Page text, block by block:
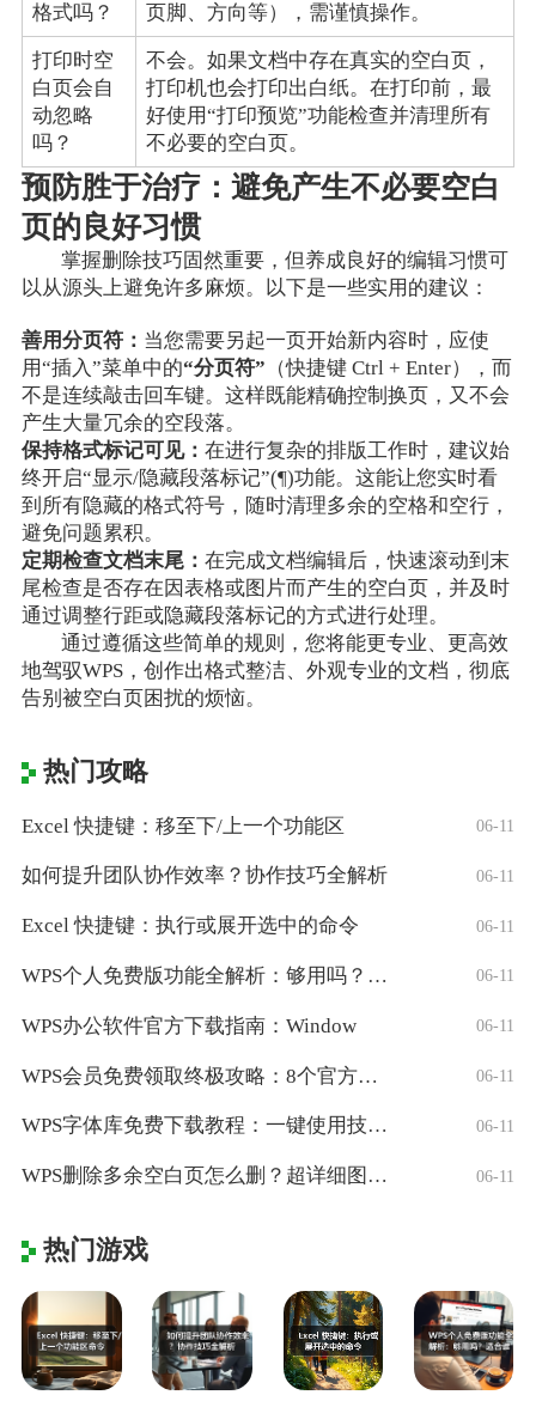
格式吗？
页脚、方向等），需谨慎操作。
打印时空
白页会自
动忽略
吗？
不会。如果文档中存在真实的空白页，
打印机也会打印出白纸。在打印前，最
好使用“打印预览”功能检查并清理所有
不必要的空白页。
预防胜于治疗：避免产生不必要空白
页的良好习惯
掌握删除技巧固然重要，但养成良好的编辑习惯可
以从源头上避免许多麻烦。以下是一些实用的建议：
善用分页符： 当您需要另起一页开始新内容时，应使
用“插入”菜单中的“分页符” （快捷键 Ctrl + Enter），而
不是连续敲击回车键。这样既能精确控制换页，又不会
产生大量冗余的空段落。
保持格式标记可见： 在进行复杂的排版工作时，建议始
终开启“显示/隐藏段落标记”(¶)功能。这能让您实时看
到所有隐藏的格式符号，随时清理多余的空格和空行，
避免问题累积。
定期检查文档末尾： 在完成文档编辑后，快速滚动到末
尾检查是否存在因表格或图片而产生的空白页，并及时
通过调整行距或隐藏段落标记的方式进行处理。
通过遵循这些简单的规则，您将能更专业、更高效
地驾驭WPS，创作出格式整洁、外观专业的文档，彻底
告别被空白页困扰的烦恼。
热门攻略
Excel 快捷键：移至下/上一个功能区 06-11
如何提升团队协作效率？协作技巧全解析 06-11
Excel 快捷键：执行或展开选中的命令 06-11
WPS个人免费版功能全解析：够用吗？适合 06-11
WPS办公软件官方下载指南：Window 06-11
WPS会员免费领取终极攻略：8个官方认证 06-11
WPS字体库免费下载教程：一键使用技巧与 06-11
WPS删除多余空白页怎么删？超详细图文教 06-11
热门游戏